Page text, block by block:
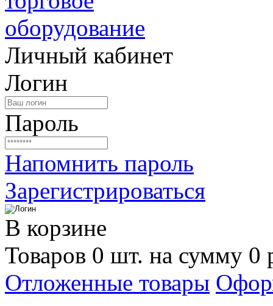
Личный кабинет
Логин
Пароль
Напомнить пароль
Зарегистрироваться
В корзине
Товаров 0 шт. на сумму 0
Отложенные товары